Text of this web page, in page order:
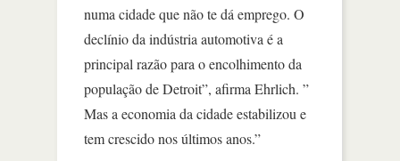
numa cidade que não te dá emprego. O
declínio da indústria automotiva é a
principal razão para o encolhimento da
população de Detroit”, afirma Ehrlich. ”
Mas a economia da cidade estabilizou e
tem crescido nos últimos anos.”